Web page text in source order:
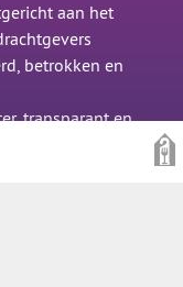
aan het
betrokken en
transparant en